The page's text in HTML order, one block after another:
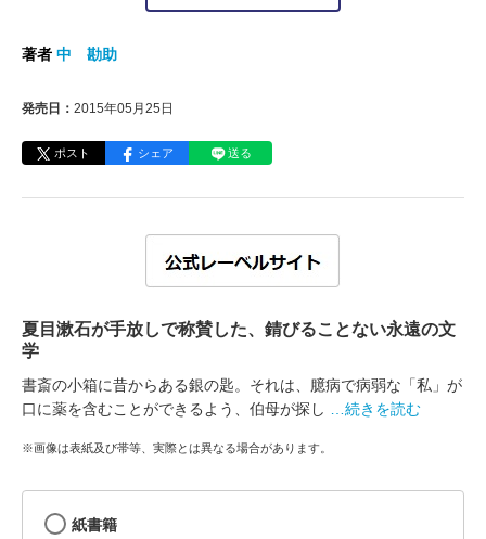
著者 中 勘助
発売日： 2015年05月25日
ポスト シェア 送る
夏目漱石が手放しで称賛した、錆びることない永遠の文
学
書斎の小箱に昔からある銀の匙。それは、臆病で病弱な「私」が
口に薬を含むことができるよう、伯母が探し
…続きを読む
※画像は表紙及び帯等、実際とは異なる場合があります。
紙書籍